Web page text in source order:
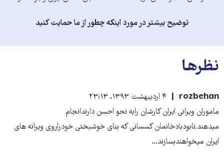
توضیح بیشتر در مورد اینکه چطور از ما حمایت کنید
نظرها
rozbehan
۴ اردیبهشت ۱۳۹۳، ۲۳:۱۳
ماموران ویرانی ایران کارشان رابه نحو احسن دارندانجام
میدهند٬نابودبادخانمان کسسانی که بنای خوشبختی خودراروی ویرانه های
ایران میخواهندبسازند...